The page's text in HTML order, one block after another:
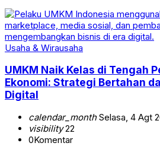
Usaha & Wirausaha
UMKM Naik Kelas di Tengah
Ekonomi: Strategi Bertahan
Digital
calendar_monthSelasa, 4 Agt
visibility22
0Komentar